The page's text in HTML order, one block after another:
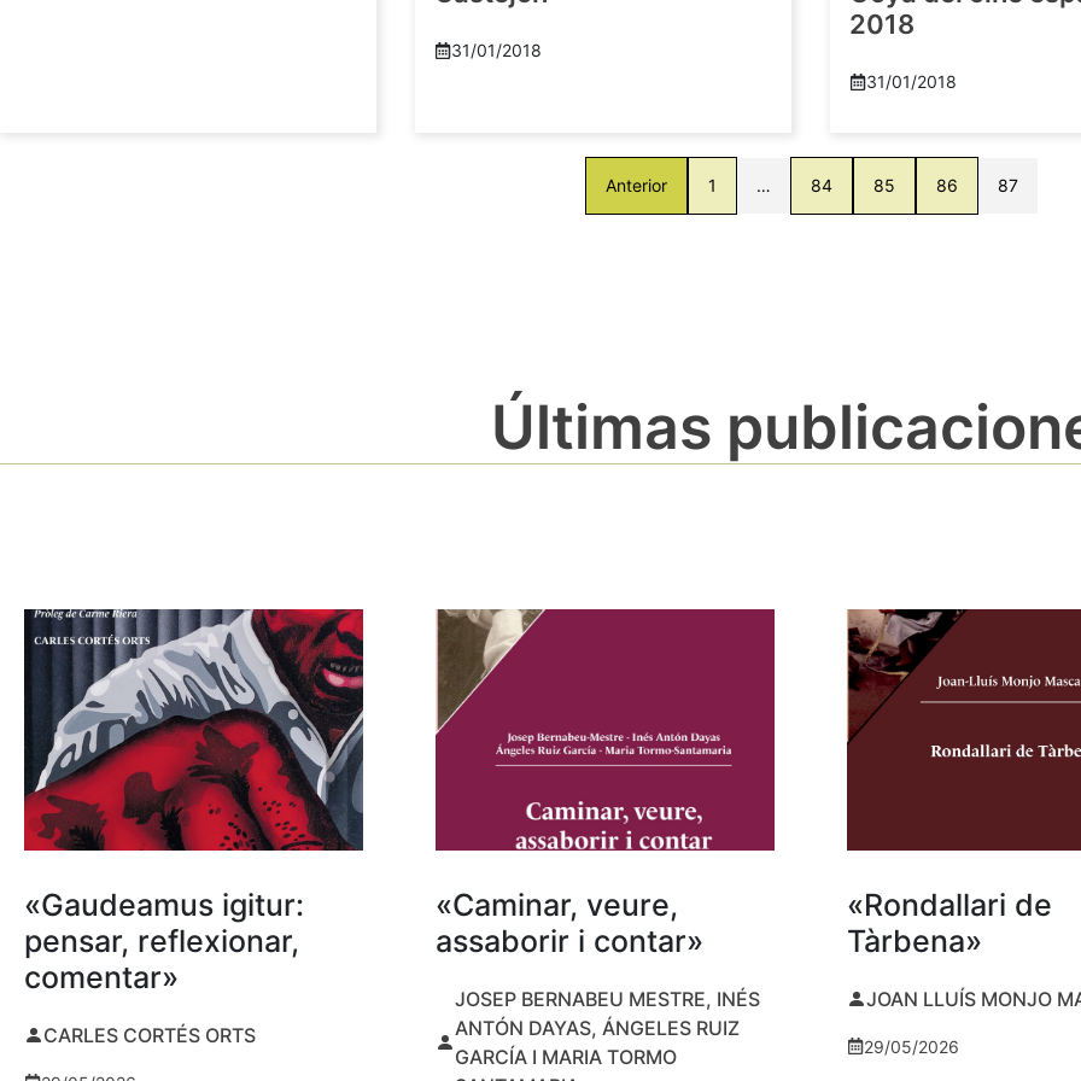
31/01/2018
2018
31/01/2018
Anterior 1 … 84 85 86 87
Últimas
«Gaudeamus igitur:
pensar, reflexionar,
comentar»
CARLES CORTÉS ORTS
«Caminar, veure,
assaborir i contar»
JOSEP BERNABEU MESTRE, INÉS
ANTÓN DAYAS, ÁNGELES RUIZ
GARCÍA I MARIA TORMO
«Rondallari de
Tàrbena»
JOAN LLUÍS MONJO
29/05/2026